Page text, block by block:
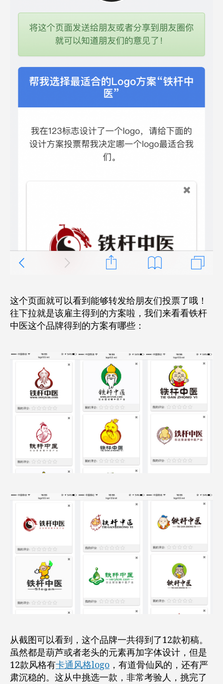
这个页面就可以看到能够转发给朋友们投票了哦！
往下拉就是该雇主得到的方案啦，我们来看看铁杆
中医这个品牌得到的方案有哪些：
从截图可以看到，这个品牌一共得到了12款初稿。
虽然都是葫芦或者老头的元素再加字体设计，但是
12款风格有卡通风格logo ，有道骨仙风的，还有严
肃沉稳的。这从中挑选一款，非常考验人，挑完了